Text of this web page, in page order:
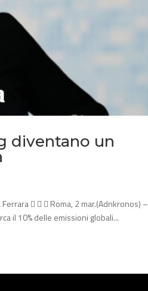
diventano un
   Roma, 2 mar.(Adnkronos) –
il 10% delle emissioni globali...